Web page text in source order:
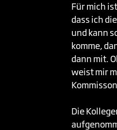
Für mich
dass ich
und kann
komme,
dann mit.
weist mir
Die